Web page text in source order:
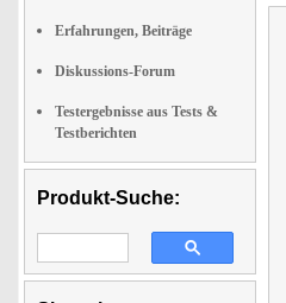
Erfahrungen, Beiträge
Diskussions-Forum
Testergebnisse aus Tests &
Testberichten
Produkt-Suche: